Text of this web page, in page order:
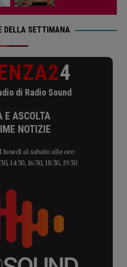
DELLA SETTIMANA
4
di Radio Sound
E ASCOLTA
NOTIZIE
lunedì al sabato alle ore:
14:30, 16:30, 18:30, 19:30